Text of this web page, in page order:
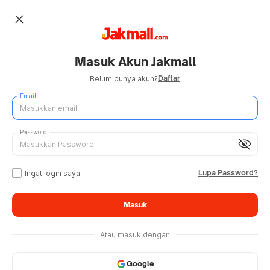
close
Masuk Akun Jakmall
Belum punya akun?Daftar
Email
visibility_off
Password
Ingat login saya Lupa Password?
Masuk
Atau masuk dengan
Google